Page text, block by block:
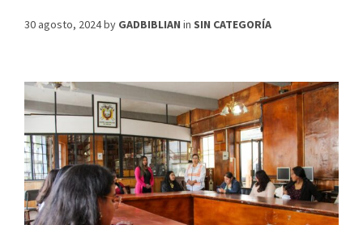
30 agosto, 2024by GADBIBLIAN in SIN CATEGORÍA